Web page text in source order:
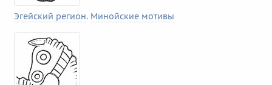
Эгейский регион. Минойские мотивы